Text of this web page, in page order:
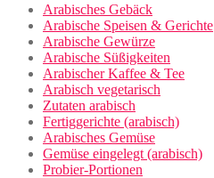
Arabisches Gebäck
Arabische Speisen & Gerichte
Arabische Gewürze
Arabische Süßigkeiten
Arabischer Kaffee & Tee
Arabisch vegetarisch
Zutaten arabisch
Fertiggerichte (arabisch)
Arabisches Gemüse
Gemüse eingelegt (arabisch)
Probier-Portionen